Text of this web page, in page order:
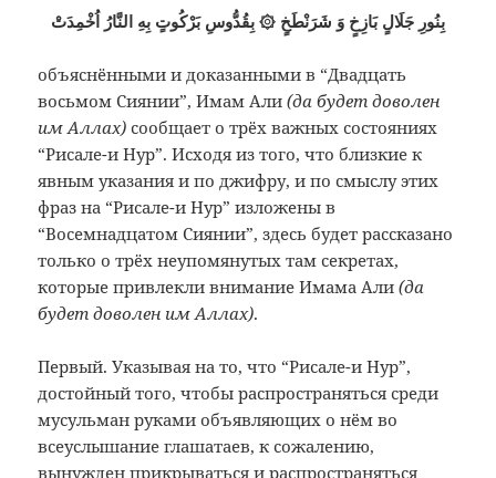
بِنُورِ جَلَالٍ بَازِخٍ وَ شَرَنْطَخٍ ۞ بِقُدُّوسِ بَرْكُوتٍ بِهِ النَّارُ اُخْمِدَتْ
объяснёнными и доказанными в “Двадцать
восьмом Сиянии”, Имам Али(да будет доволен
им Аллах) сообщает о трёх важных состояниях
“Рисале-и Нур”. Исходя из того, что близкие к
явным указания и по джифру, и по смыслу этих
фраз на “Рисале-и Нур” изложены в
“Восемнадцатом Сиянии”, здесь будет рассказано
только о трёх неупомянутых там секретах,
которые привлекли внимание Имама Али(да
будет доволен им Аллах).
Первый. Указывая на то, что “Рисале-и Нур”,
достойный того, чтобы распространяться среди
мусульман руками объявляющих о нём во
всеуслышание глашатаев, к сожалению,
вынужден прикрываться и распространяться